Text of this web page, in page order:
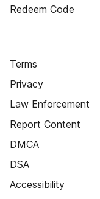
Redeem Code
Terms
Privacy
Law Enforcement
Report Content
DMCA
DSA
Accessibility